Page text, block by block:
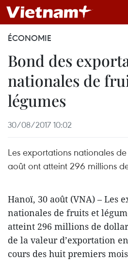
ÉCONOMIE
Bond des
nationales de
légumes
30/08/2017 10:02
Les exportations nationales
août ont atteint 296 millions
Hanoï, 30 août (VNA) – Les
nationales de fruits et
atteint 296 millions de
de la valeur d’exportation
cours des huit premiers